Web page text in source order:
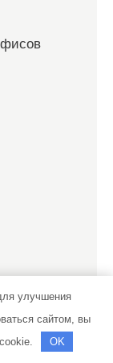
улучшения
сайтом, вы
OK